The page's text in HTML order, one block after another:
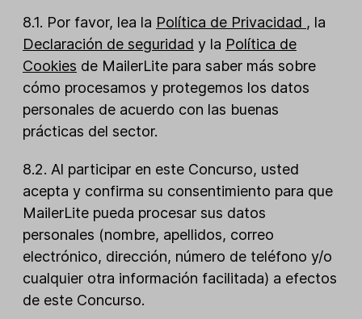
8.1. Por favor, lea la Política de Privacidad , la
Declaración de seguridad y la Política de
Cookies de MailerLite para saber más sobre
cómo procesamos y protegemos los datos
personales de acuerdo con las buenas
prácticas del sector.
8.2. Al participar en este Concurso, usted
acepta y confirma su consentimiento para que
MailerLite pueda procesar sus datos
personales (nombre, apellidos, correo
electrónico, dirección, número de teléfono y/o
cualquier otra información facilitada) a efectos
de este Concurso.